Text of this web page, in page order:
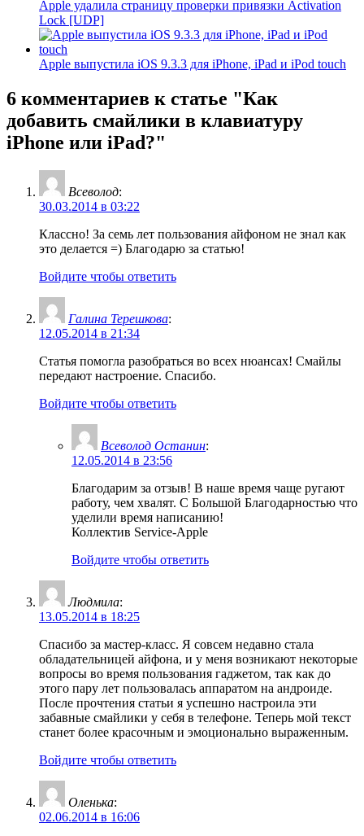
Apple удалила страницу проверки привязки Activation
Lock [UDP]
Apple выпустила iOS 9.3.3 для iPhone, iPad и iPod touch
6 комментариев к статье "Как
добавить смайлики в клавиатуру
iPhone или iPad?"
Всеволод:
30.03.2014 в 03:22
Классно! За семь лет пользования айфоном не знал как
это делается =) Благодарю за статью!
Войдите чтобы ответить
Галина Терешкова:
12.05.2014 в 21:34
Статья помогла разобраться во всех нюансах! Смайлы
передают настроение. Спасибо.
Войдите чтобы ответить
Всеволод Останин:
12.05.2014 в 23:56
Благодарим за отзыв! В наше время чаще ругают
работу, чем хвалят. С Большой Благодарностью что
уделили время написанию!
Коллектив Service-Apple
Войдите чтобы ответить
Людмила:
13.05.2014 в 18:25
Спасибо за мастер-класс. Я совсем недавно стала
обладательницей айфона, и у меня возникают некоторые
вопросы во время пользования гаджетом, так как до
этого пару лет пользовалась аппаратом на андроиде.
После прочтения статьи я успешно настроила эти
забавные смайлики у себя в телефоне. Теперь мой текст
станет более красочным и эмоционально выраженным.
Войдите чтобы ответить
Оленька:
02.06.2014 в 16:06